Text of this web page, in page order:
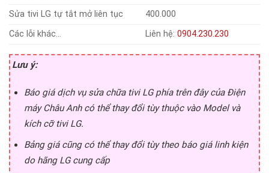
Sửa tivi LG tự tắt mở liên tục
400.000
Các lỗi khác…
Liên hệ:0904.230.230
Lưu ý:
Báo giá dịch vụ sửa chữa tivi LG phía trên đây của Điện
máy Châu Anh có thể thay đổi tùy thuộc vào Model và
kích cỡ tivi LG.
Bảng giá cũng có thể thay đổi tùy theo báo giá linh kiện
do hãng LG cung cấp